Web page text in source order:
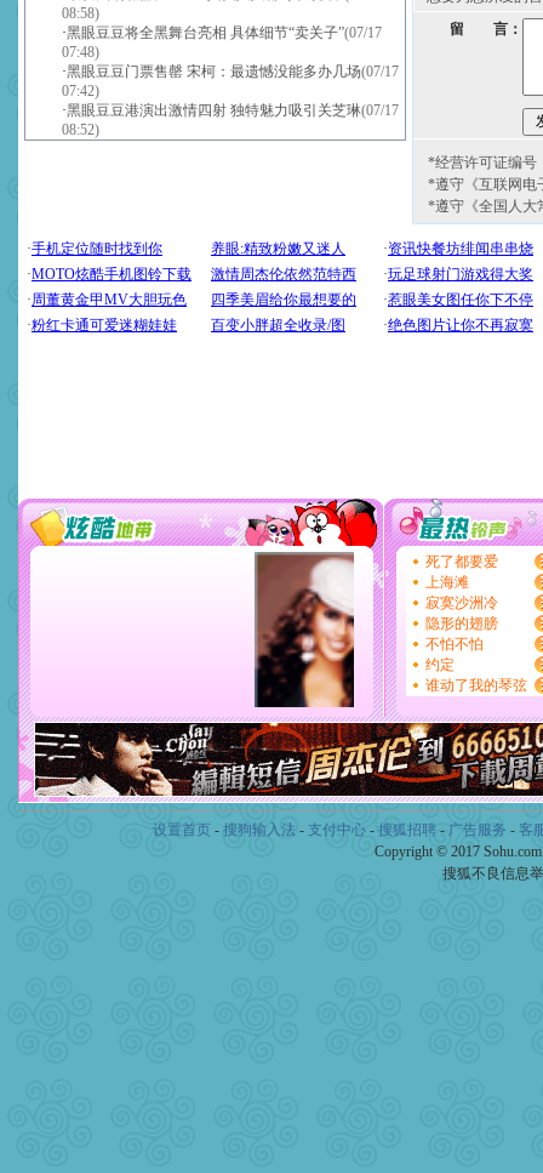
08:58)
·黑眼豆豆将全黑舞台亮相 具体细节“卖关子”(07/17
07:48)
·黑眼豆豆门票售罄 宋柯：最遗憾没能多办几场(07/17
07:42)
·黑眼豆豆港演出激情四射 独特魅力吸引关芝琳(07/17
08:52)
留 言：
*经营许可证编号
*遵守《互联网电
*遵守《全国人大
设置首页 - 搜狗输入法 - 支付中心- 搜狐招聘- 广告服务 - 客
Copyright © 2017
搜狐不良信息